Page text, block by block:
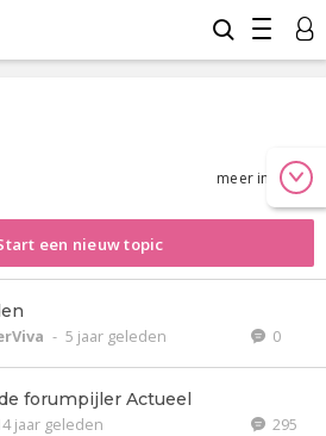
meer info
een nieuw topic
- 5 jaar geleden 0
forumpijler Actueel
jaar geleden 295